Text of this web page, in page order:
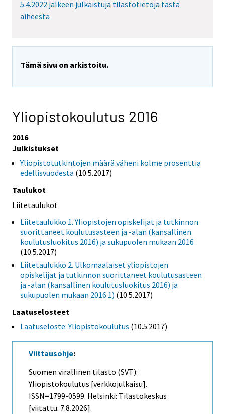
5.4.2022 jälkeen julkaistuja tilastotietoja tästä
aiheesta
Tämä sivu on arkistoitu.
Yliopistokoulutus 2016
2016
Julkistukset
Yliopistotutkintojen määrä väheni kolme prosenttia
edellisvuodesta (10.5.2017)
Taulukot
Liitetaulukot
Liitetaulukko 1. Yliopistojen opiskelijat ja tutkinnon
suorittaneet koulutusasteen ja -alan (kansallinen
koulutusluokitus 2016) ja sukupuolen mukaan 2016
(10.5.2017)
Liitetaulukko 2. Ulkomaalaiset yliopistojen
opiskelijat ja tutkinnon suorittaneet koulutusasteen
ja -alan (kansallinen koulutusluokitus 2016) ja
sukupuolen mukaan 2016 1) (10.5.2017)
Laatuselosteet
Laatuseloste: Yliopistokoulutus (10.5.2017)
Viittausohje:
Suomen virallinen tilasto (SVT):
Yliopistokoulutus [verkkojulkaisu].
ISSN=1799-0599. Helsinki: Tilastokeskus
[viitattu: 7.8.2026].